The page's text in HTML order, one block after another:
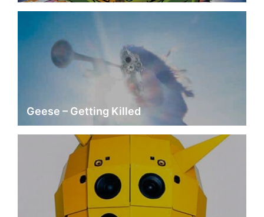
Geese – Getting Killed